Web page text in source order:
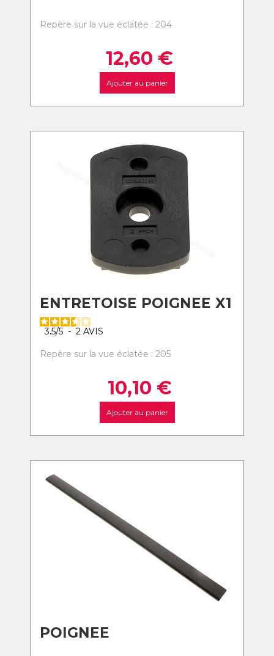
Repère sur la vue éclatée : 204
12,60 €
Ajouter au panier
ENTRETOISE POIGNEE X1
3.5/5 - 2 AVIS
Repère sur la vue éclatée : 205
10,10 €
Ajouter au panier
POIGNEE